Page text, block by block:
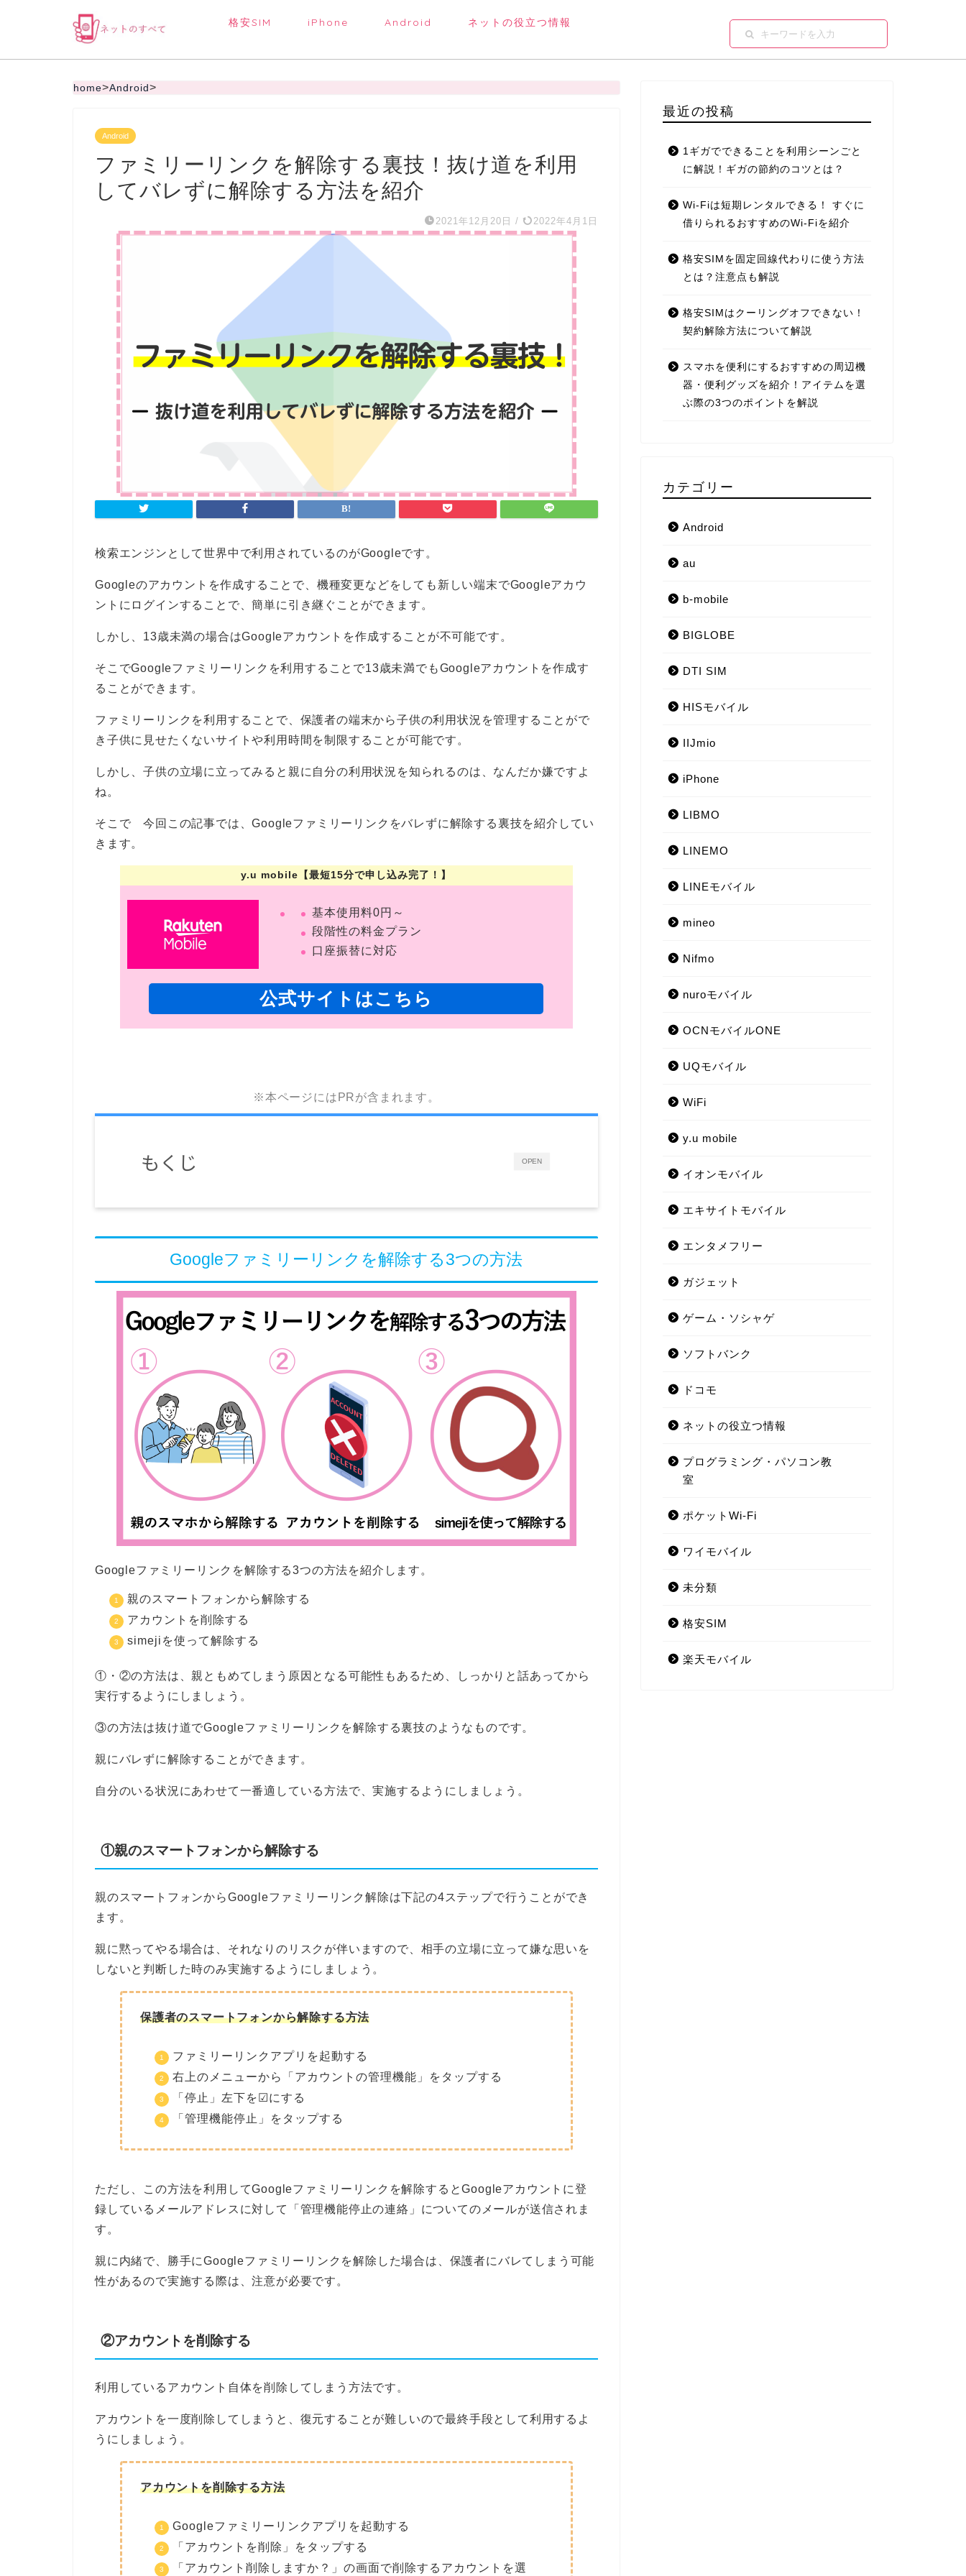
格安SIM iPhone Android ネットの役立つ情報
home>Android>
Android
ファミリーリンクを解除する裏技！抜け道を利用
してバレずに解除する方法を紹介
2021年12月20日 / 2022年4月1日
検索エンジンとして世界中で利用されているのがGoogleです。
Googleのアカウントを作成することで、機種変更などをしても新しい端末でGoogleアカウ
ントにログインすることで、簡単に引き継ぐことができます。
しかし、13歳未満の場合はGoogleアカウントを作成することが不可能です。
そこでGoogleファミリーリンクを利用することで13歳未満でもGoogleアカウントを作成す
ることができます。
ファミリーリンクを利用することで、保護者の端末から子供の利用状況を管理することがで
き子供に見せたくないサイトや利用時間を制限することが可能です。
しかし、子供の立場に立ってみると親に自分の利用状況を知られるのは、なんだか嫌ですよ
ね。
そこで 今回この記事では、Googleファミリーリンクをバレずに解除する裏技を紹介してい
きます。
y.u mobile【最短15分で申し込み完了！】
基本使用料0円～
段階性の料金プラン
口座振替に対応
公式サイトはこちら
※本ページにはPRが含まれます。
OPEN
もくじ
Googleファミリーリンクを解除する3つの方法
Googleファミリーリンクを解除する3つの方法を紹介します。
親のスマートフォンから解除する
アカウントを削除する
simejiを使って解除する
①・②の方法は、親ともめてしまう原因となる可能性もあるため、しっかりと話あってから
実行するようにしましょう。
③の方法は抜け道でGoogleファミリーリンクを解除する裏技のようなものです。
親にバレずに解除することができます。
自分のいる状況にあわせて一番適している方法で、実施するようにしましょう。
①親のスマートフォンから解除する
親のスマートフォンからGoogleファミリーリンク解除は下記の4ステップで行うことができ
ます。
親に黙ってやる場合は、それなりのリスクが伴いますので、相手の立場に立って嫌な思いを
しないと判断した時のみ実施するようにしましょう。
保護者のスマートフォンから解除する方法
ファミリーリンクアプリを起動する
右上のメニューから「アカウントの管理機能」をタップする
「停止」左下を☑にする
「管理機能停止」をタップする
ただし、この方法を利用してGoogleファミリーリンクを解除するとGoogleアカウントに登
録しているメールアドレスに対して「管理機能停止の連絡」についてのメールが送信されま
す。
親に内緒で、勝手にGoogleファミリーリンクを解除した場合は、保護者にバレてしまう可能
性があるので実施する際は、注意が必要です。
②アカウントを削除する
利用しているアカウント自体を削除してしまう方法です。
アカウントを一度削除してしまうと、復元することが難しいので最終手段として利用するよ
うにしましょう。
アカウントを削除する方法
Googleファミリーリンクアプリを起動する
「アカウントを削除」をタップする
「アカウント削除しますか？」の画面で削除するアカウントを選
最近の投稿
1ギガでできることを利用シーンごと
に解説！ギガの節約のコツとは？
Wi-Fiは短期レンタルできる！ すぐに
借りられるおすすめのWi-Fiを紹介
格安SIMを固定回線代わりに使う方法
とは？注意点も解説
格安SIMはクーリングオフできない！
契約解除方法について解説
スマホを便利にするおすすめの周辺機
器・便利グッズを紹介！アイテムを選
ぶ際の3つのポイントを解説
カテゴリー
Android
au
b-mobile
BIGLOBE
DTI SIM
HISモバイル
IIJmio
iPhone
LIBMO
LINEMO
LINEモバイル
mineo
Nifmo
nuroモバイル
OCNモバイルONE
UQモバイル
WiFi
y.u mobile
イオンモバイル
エキサイトモバイル
エンタメフリー
ガジェット
ゲーム・ソシャゲ
ソフトバンク
ドコモ
ネットの役立つ情報
プログラミング・パソコン教
室
ポケットWi-Fi
ワイモバイル
未分類
格安SIM
楽天モバイル